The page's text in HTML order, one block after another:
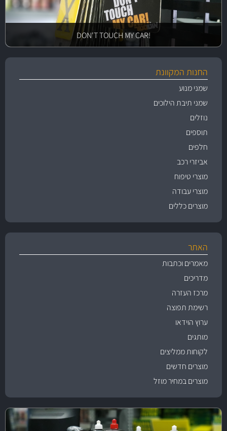
!DON'T TOUCH MY CAR
החנות המקוונת
שמני מנוע
שמני תיבת הילוכים
נוזלים
תוספים
חלפים
אביזרי רכב
מוצרי טיפוח
מוצרי עבודה
מוצרים כללים
האתר
מאמרים וכתבות
מדריכים
מרכז העזרה
רשימת תפוצה
ערוץ הוידאו
מותגים
לקוחות ממליצים
מוצרים חדשים
מוצרים במחיר מוזל